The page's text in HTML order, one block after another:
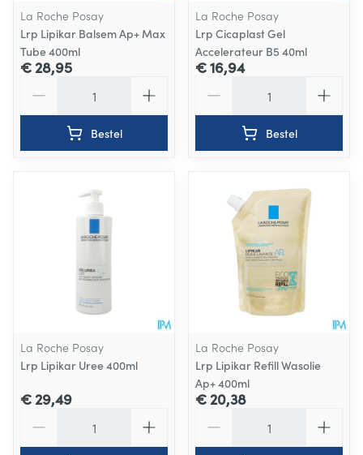
La Roche Posay
Lrp Lipikar Balsem Ap+ Max
Tube 400ml
€ 28,95
Bestel
La Roche Posay
Lrp Cicaplast Gel
Accelerateur B5 40ml
€ 16,94
Bestel
La Roche Posay
Lrp Lipikar Uree 400ml
€ 29,49
La Roche Posay
Lrp Lipikar Refill Wasolie
Ap+ 400ml
€ 20,38